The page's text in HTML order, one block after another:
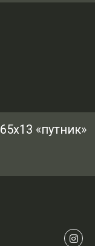
«путник»